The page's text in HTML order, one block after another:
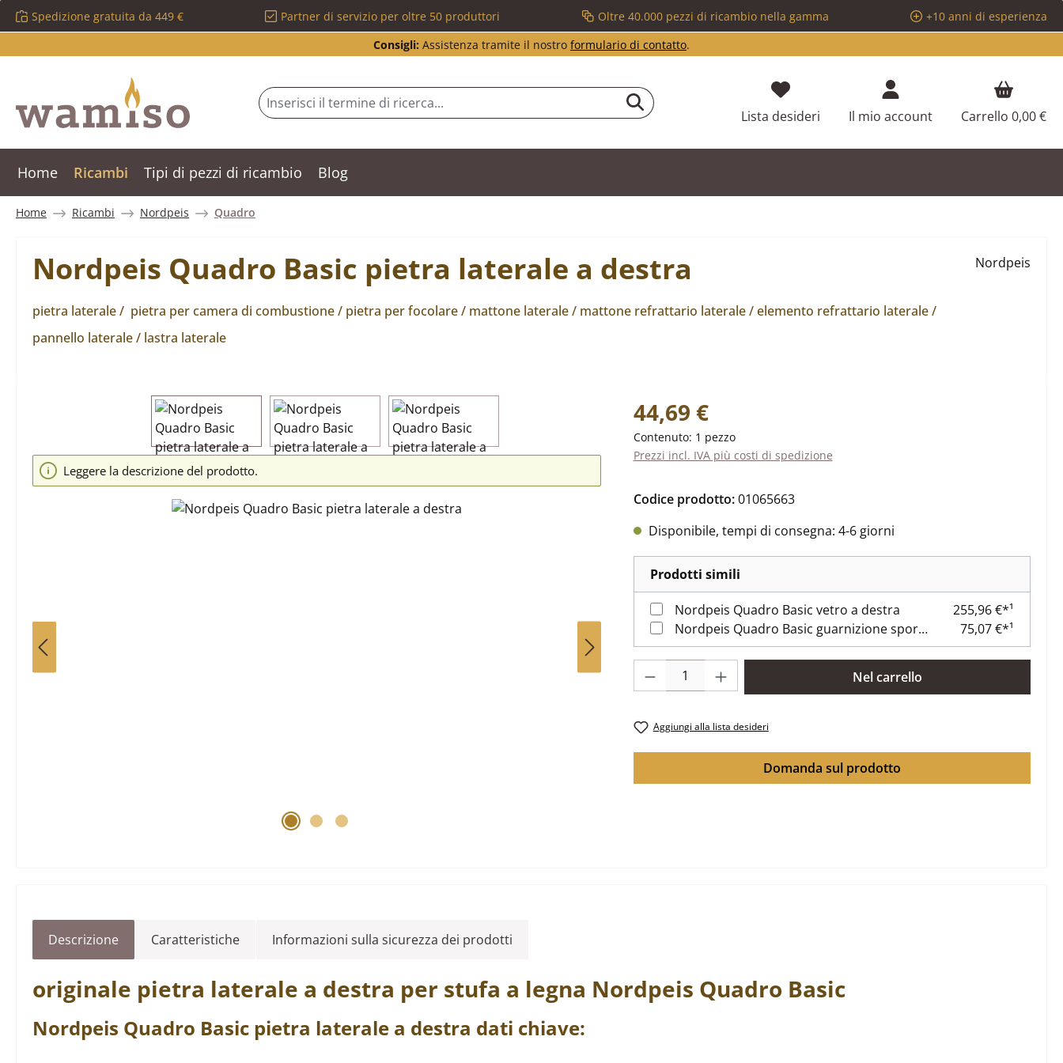
al contenuto principale
Salta alla ricerca
Passa alla navigazione principale
Spedizione gratuita da 449 € Partner di servizio per oltre 50 produttori Oltre 40.000 pezzi di ricambio nella gamma
+10 anni di esperienza
Consigli: Assistenza tramite il nostro formulario di contatto.
Lista desideri Hai 0 articoli nella lista dei desideri
Il mio account Carrello 0,00 €
Home Ricambi Tipi di pezzi di ricambio Blog
Home Ricambi Nordpeis Quadro
Nordpeis Quadro Basic pietra laterale a destra
pietra laterale / pietra per camera di combustione / pietra per focolare / mattone laterale / mattone refrattario laterale / elemento refrattario laterale /
pannello laterale / lastra laterale
Nordpeis
Salta la galleria di immagini
Leggere la descrizione del prodotto.
Prezzo normale:
44,69 €
Contenuto: 1 pezzo
Prezzi incl. IVA più costi di spedizione
Codice prodotto:01065663
Disponibile, tempi di consegna: 4-6 giorni
Prodotti simili
Nordpeis Quadro Basic vetro a destra
255,96 €*¹
Nordpeis Quadro Basic guarnizione sportello
75,07 €*¹
Quantità del prodotto: inserisci la quantità desiderata o usa i pulsanti per
Nel carrello
Aggiungi alla lista desideri
Domanda sul prodotto
Descrizione Caratteristiche Informazioni sulla sicurezza dei prodotti
originale pietra laterale a destra per stufa a legna Nordpeis Quadro Basic
Nordpeis Quadro Basic pietra laterale a destra dati chiave: